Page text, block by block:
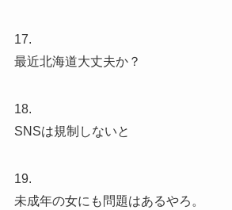
17.
最近北海道大丈夫か？
18.
SNSは規制しないと
19.
未成年の女にも問題はあるやろ。